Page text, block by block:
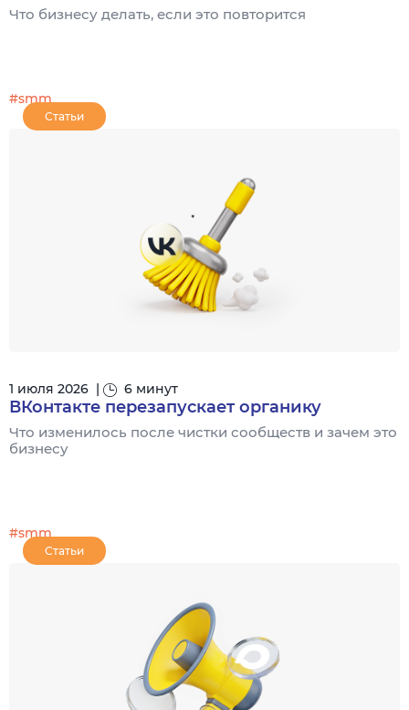
Что бизнесу делать, если это повторится
#smm
Статьи
1 июля 2026 | 6 минут
ВКонтакте перезапускает органику
Что изменилось после чистки сообществ и зачем это
бизнесу
#smm
Статьи